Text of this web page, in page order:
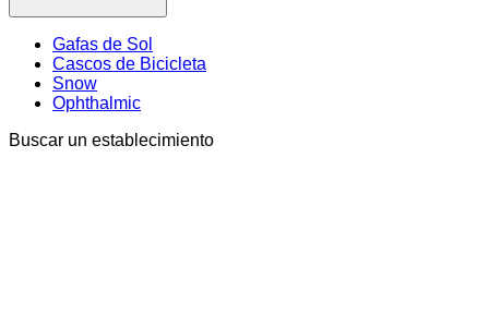
Gafas de Sol
Cascos de Bicicleta
Snow
Ophthalmic
Buscar un establecimiento